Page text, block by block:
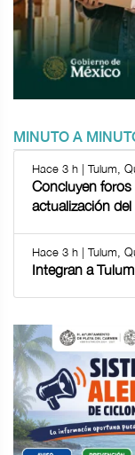
MINUTO A
Hace 3 h | Tulum,
Concluyen
actualización
Hace 3 h | Tulum,
Integran a